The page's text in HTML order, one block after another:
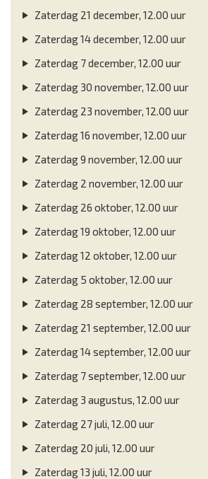
Zaterdag 21 december, 12.00 uur
Zaterdag 14 december, 12.00 uur
Zaterdag 7 december, 12.00 uur
Zaterdag 30 november, 12.00 uur
Zaterdag 23 november, 12.00 uur
Zaterdag 16 november, 12.00 uur
Zaterdag 9 november, 12.00 uur
Zaterdag 2 november, 12.00 uur
Zaterdag 26 oktober, 12.00 uur
Zaterdag 19 oktober, 12.00 uur
Zaterdag 12 oktober, 12.00 uur
Zaterdag 5 oktober, 12.00 uur
Zaterdag 28 september, 12.00 uur
Zaterdag 21 september, 12.00 uur
Zaterdag 14 september, 12.00 uur
Zaterdag 7 september, 12.00 uur
Zaterdag 3 augustus, 12.00 uur
Zaterdag 27 juli, 12.00 uur
Zaterdag 20 juli, 12.00 uur
Zaterdag 13 juli, 12.00 uur